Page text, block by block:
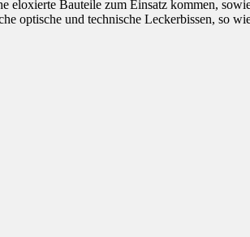
Bauteile zum Einsatz kommen,
optische und technische Leckerbissen, so